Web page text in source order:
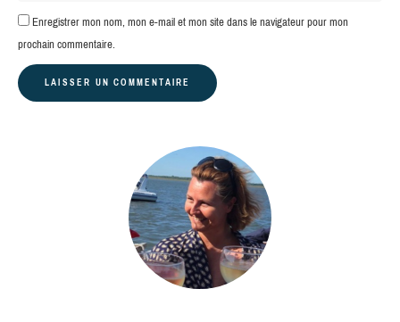
Enregistrer mon nom, mon e-mail et mon site dans le navigateur pour mon
prochain commentaire.